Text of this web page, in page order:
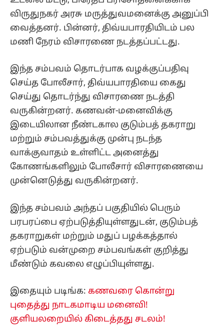
விருதுநகர் அரசு மருத்துவமனைக்கு அனுப்பி
வைத்தனர். பின்னர், திவ்யபாரதியிடம் பல
மணி நேரம் விசாரணை நடத்தப்பட்டது.
இந்த சம்பவம் தொடர்பாக வழக்குப்பதிவு
செய்த போலீசார், திவ்யபாரதியை கைது
செய்து தொடர்ந்து விசாரணை நடத்தி
வருகின்றனர். கணவன்-மனைவிக்கு
இடையிலான நீண்டகால குடும்பத் தகராறு
மற்றும் சம்பவத்துக்கு முன்பு நடந்த
வாக்குவாதம் உள்ளிட்ட அனைத்து
கோணங்களிலும் போலீசார் விசாரணையை
முன்னெடுத்து வருகின்றனர்.
இந்த சம்பவம் அந்தப் பகுதியில் பெரும்
பரபரப்பை ஏற்படுத்தியுள்ளதுடன், குடும்பத்
தகராறுகள் மற்றும் மதுப் பழக்கத்தால்
ஏற்படும் வன்முறை சம்பவங்கள் குறித்து
மீண்டும் கவலை எழுப்பியுள்ளது.
இதையும் படிங்க: கணவரை கொன்று
புதைத்து நாடகமாடிய மனைவி!
குளியலறையில் கிடைத்தது சடலம்!